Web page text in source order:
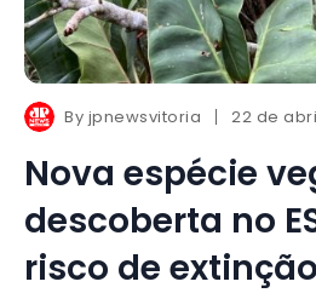
By jpnewsvitoria 22 de
Nova espécie
descoberta no
risco de extinção